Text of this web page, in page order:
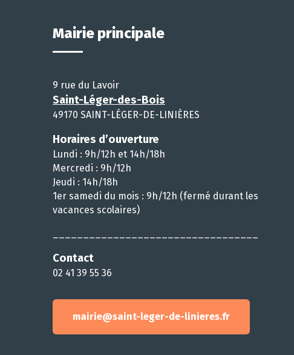
Mairie principale
9 rue du Lavoir
Saint-Léger-des-Bois
49170 SAINT-LÉGER-DE-LINIÈRES
Horaires d’ouverture
Lundi : 9h/12h et 14h/18h
Mercredi : 9h/12h
Jeudi : 14h/18h
1er samedi du mois : 9h/12h (fermé durant les
vacances scolaires)
Contact
02 41 39 55 36
mairie@saint-leger-de-linieres.fr